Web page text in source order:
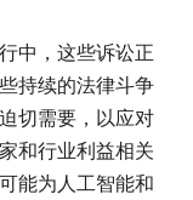
中，这些诉讼正
持续的法律斗争
切需要，以应对
和行业利益相关
能为人工智能和